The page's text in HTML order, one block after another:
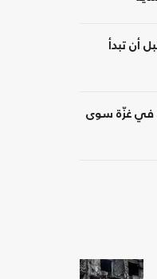
أن تبدأ
في غزّة سوى